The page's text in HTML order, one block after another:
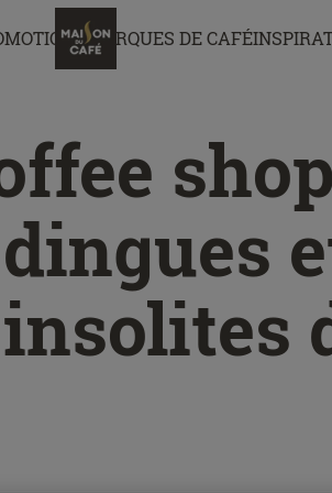
MARQUES DE CAFÉ